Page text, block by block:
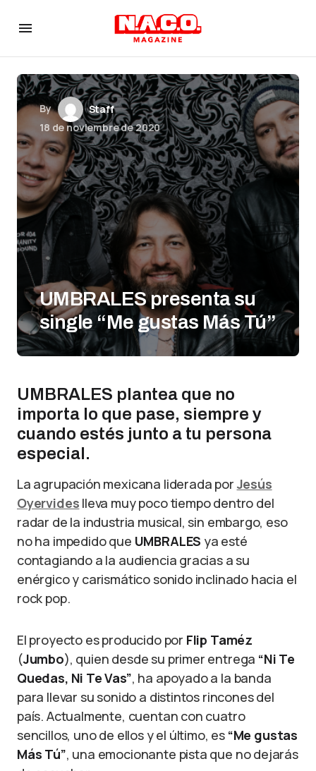
By
Staff
18 de noviembre de 2020
UMBRALES presenta su
single “Me gustas Más Tú”
UMBRALES plantea que no
importa lo que pase, siempre y
cuando estés junto a tu persona
especial.
La agrupación mexicana liderada por Jesús
Oyervides lleva muy poco tiempo dentro del
radar de la industria musical, sin embargo, eso
no ha impedido que UMBRALES ya esté
contagiando a la audiencia gracias a su
enérgico y carismático sonido inclinado hacia el
rock pop.
El proyecto es producido por Flip Taméz
(Jumbo), quien desde su primer entrega “Ni Te
Quedas, Ni Te Vas”, ha apoyado a la banda
para llevar su sonido a distintos rincones del
país. Actualmente, cuentan con cuatro
sencillos, uno de ellos y el último, es “Me gustas
Más Tú”, una emocionante pista que no dejarás